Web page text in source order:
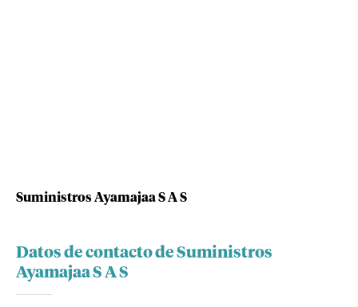
Suministros Ayamajaa S A S
Datos de contacto de Suministros
Ayamajaa S A S